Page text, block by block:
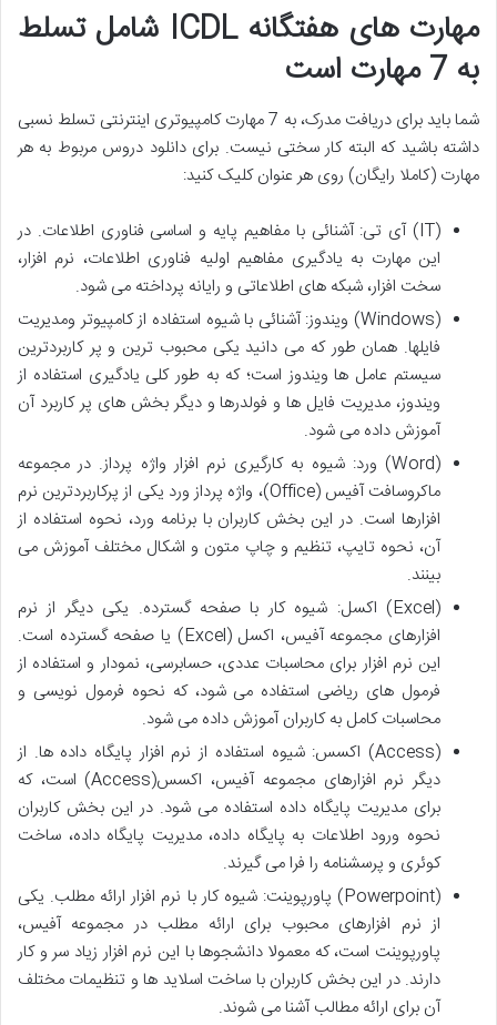
مهارت های هفتگانه ICDL شامل تسلط
به 7 مهارت است
شما باید برای دریافت مدرک، به 7 مهارت کامپیوتری اینترنتی تسلط نسبی
داشته باشید که البته کار سختی نیست. برای دانلود دروس مربوط به هر
مهارت (کاملا رایگان) روی هر عنوان کلیک کنید:
(IT) آی تی: آشنائی با مفاهیم پایه و اساسی فناوری اطلاعات. در
این مهارت به یادگیری مفاهیم اولیه فناوری اطلاعات، نرم افزار،
سخت افزار، شبکه های اطلاعاتی و رایانه پرداخته می شود.
(Windows) ویندوز: آشنائی با شیوه استفاده از کامپیوتر ومدیریت
فایلها. همان طور که می دانید یکی محبوب ترین و پر کاربردترین
سیستم عامل ها ویندوز است؛ که به طور کلی یادگیری استفاده از
ویندوز، مدیریت فایل ها و فولدرها و دیگر بخش های پر کاربرد آن
آموزش داده می شود.
(Word) ورد: شیوه به کارگیری نرم افزار واژه پرداز. در مجموعه
ماکروسافت آفیس (Office)، واژه پرداز ورد یکی از پرکاربردترین نرم
افزارها است. در این بخش کاربران با برنامه ورد، نحوه استفاده از
آن، نحوه تایپ، تنظیم و چاپ متون و اشکال مختلف آموزش می
بینند.
(Excel) اکسل: شیوه کار با صفحه گسترده. یکی دیگر از نرم
افزارهای مجموعه آفیس، اکسل (Excel) یا صفحه گسترده است.
این نرم افزار برای محاسبات عددی، حسابرسی، نمودار و استفاده از
فرمول های ریاضی استفاده می شود، که نحوه فرمول نویسی و
محاسبات کامل به کاربران آموزش داده می شود.
(Access) اکسس: شیوه استفاده از نرم افزار پایگاه داده ها. از
دیگر نرم افزارهای مجموعه آفیس، اکسس(Access) است، که
برای مدیریت پایگاه داده استفاده می شود. در این بخش کاربران
نحوه ورود اطلاعات به پایگاه داده، مدیریت پایگاه داده، ساخت
کوئری و پرسشنامه را فرا می گیرند.
(Powerpoint) پاورپوینت: شیوه کار با نرم افزار ارائه مطلب. یکی
از نرم افزارهای محبوب برای ارائه مطلب در مجموعه آفیس،
پاورپوینت است، که معمولا دانشجوها با این نرم افزار زیاد سر و کار
دارند. در این بخش کاربران با ساخت اسلاید ها و تنظیمات مختلف
آن برای ارائه مطالب آشنا می شوند.